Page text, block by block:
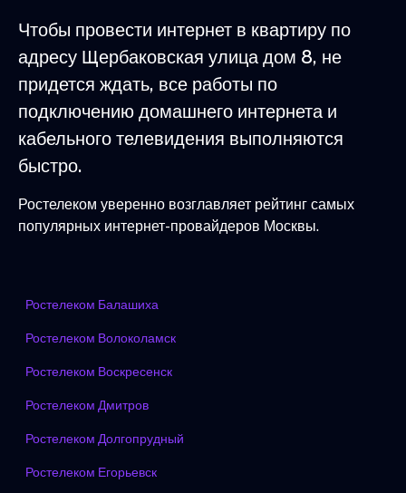
Чтобы провести интернет в квартиру по
адресу Щербаковская улица дом 8, не
придется ждать, все работы по
подключению домашнего интернета и
кабельного телевидения выполняются
быстро.
Ростелеком уверенно возглавляет рейтинг самых
популярных интернет-провайдеров Москвы.
Ростелеком Балашиха
Ростелеком Волоколамск
Ростелеком Воскресенск
Ростелеком Дмитров
Ростелеком Долгопрудный
Ростелеком Егорьевск